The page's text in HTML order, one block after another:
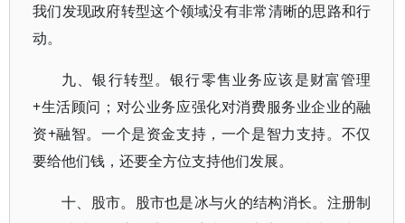
我们发现政府转型这个领域没有非常清晰的思路和行
动。
九、银行转型。银行零售业务应该是财富管理
+生活顾问；对公业务应强化对消费服务业企业的融
资+融智。一个是资金支持，一个是智力支持。不仅
要给他们钱，还要全方位支持他们发展。
十、股市。股市也是冰与火的结构消长。注册制